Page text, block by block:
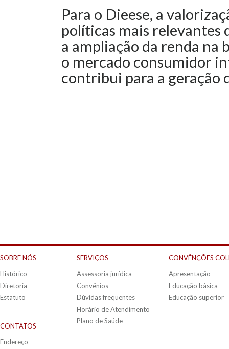
Para o Dieese, a
políticas mais relevantes
a ampliação da renda na
o mercado consumidor
contribui para a geração
SOBRE NÓS
Histórico
Diretoria
Estatuto
CONTATOS
Endereço
SERVIÇOS
Assessoria jurídica
Convênios
Dúvidas frequentes
Horário de Atendimento
Plano de Saúde
CONVÊNÇÕES
Apresentação
Educação básica
Educação superior